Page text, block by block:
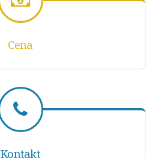
Cena
Kontakt